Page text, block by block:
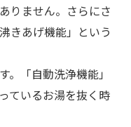
りません。さらにさ
きあげ機能」という
。「自動洗浄機能」
ているお湯を抜く時